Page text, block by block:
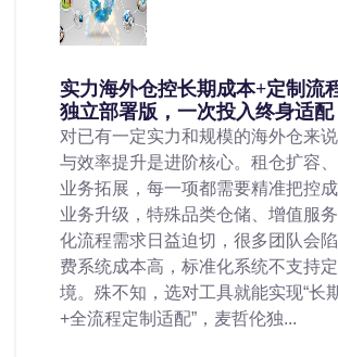
实力海外仓控长期成本+定制流
独立部署版，一次投入终身适配
对已有一定实力和规模的海外仓来
与效率提升是进阶核心。租仓扩容、
业务拓展，每一项都需要精准把控
业务升级，特殊品类仓储、增值服
化流程需求日益迫切，很多团队会
费系统成本高，标准化系统不支持定
境。殊不知，选对工具就能实现“长
+全流程定制适配”，麦哲伦独...